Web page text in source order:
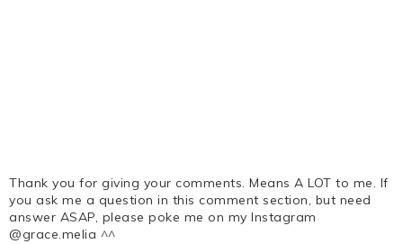
Thank you for giving your comments. Means A LOT to me. If
you ask me a question in this comment section, but need
answer ASAP, please poke me on my Instagram
@grace.melia ^^